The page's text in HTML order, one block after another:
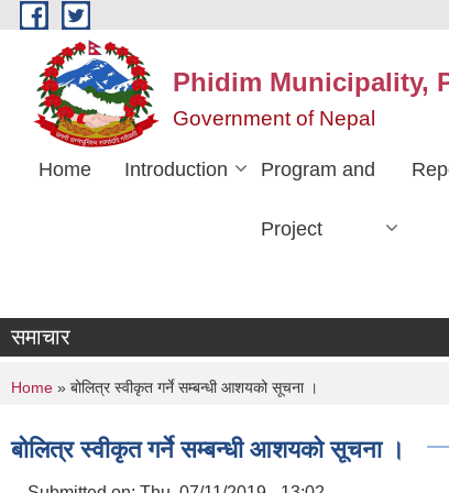
Skip to main content
Phidim Municipality,
Government of Nepal
Home Introduction Program and
Project
समाचार
You are here
Home » बोलित्र स्वीकृत गर्ने सम्बन्धी आशयको सूचना ।
बोलित्र स्वीकृत गर्ने सम्बन्धी आशयको सूचना ।